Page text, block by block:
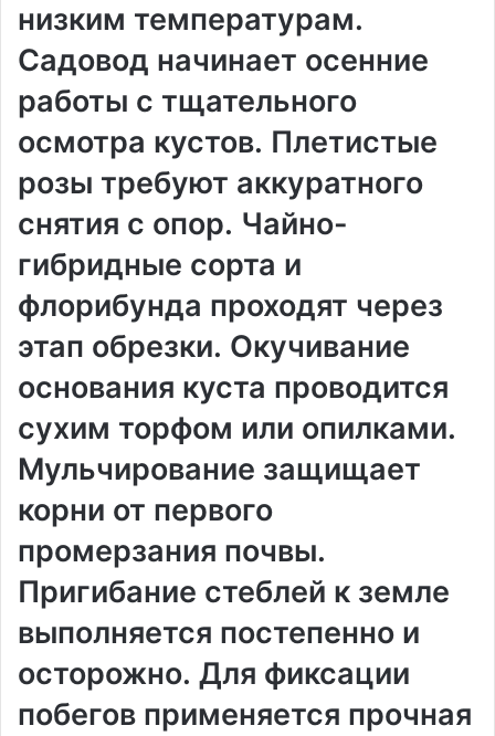
низким температурам․
Садовод начинает осенние
работы с тщательного
осмотра кустов․ Плетистые
розы требуют аккуратного
снятия с опор․ Чайно-
гибридные сорта и
флорибунда проходят через
этап обрезки․ Окучивание
основания куста проводится
сухим торфом или опилками․
Мульчирование защищает
корни от первого
промерзания почвы․
Пригибание стеблей к земле
выполняется постепенно и
осторожно․ Для фиксации
побегов применяется прочная